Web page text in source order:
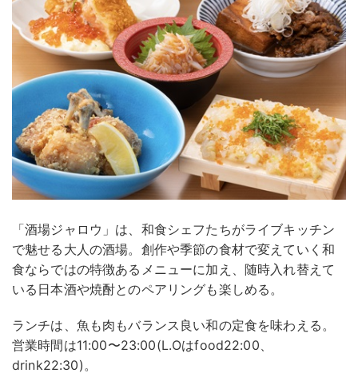
「酒場ジャロウ」は、和食シェフたちがライブキッチン
で魅せる大人の酒場。創作や季節の食材で変えていく和
食ならではの特徴あるメニューに加え、随時入れ替えて
いる日本酒や焼酎とのペアリングも楽しめる。
ランチは、魚も肉もバランス良い和の定食を味わえる。
営業時間は11:00〜23:00(L.Oはfood22:00、
drink22:30)。